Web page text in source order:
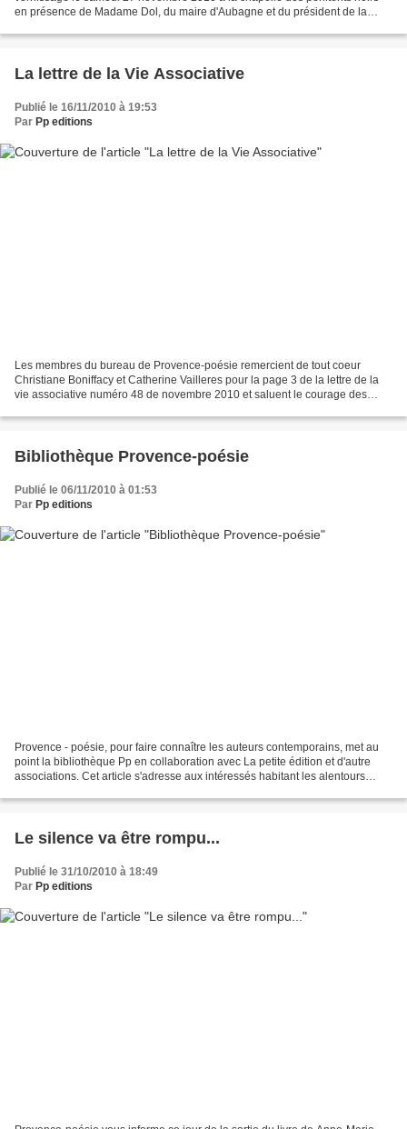
en présence de Madame Dol, du maire d'Aubagne et du président de la
La lettre de la Vie Associative
Publié le 16/11/2010 à 19:53
Par Pp editions
Les membres du bureau de Provence-poésie remercient de tout coeur
Christiane Boniffacy et Catherine Vailleres pour la page 3 de la lettre de la
vie associative numéro 48 de novembre 2010 et saluent le courage des
Bibliothèque Provence-poésie
Publié le 06/11/2010 à 01:53
Par Pp editions
Provence - poésie, pour faire connaître les auteurs contemporains, met au
point la bibliothèque Pp en collaboration avec La petite édition et d'autre
associations. Cet article s'adresse aux intéressés habitant les alentours
Le silence va être rompu...
Publié le 31/10/2010 à 18:49
Par Pp editions